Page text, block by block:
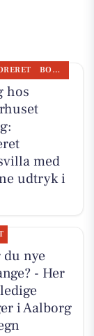
BOLIGMARKED
hos
med
udtryk i
du nye
- Her
i Aalborg